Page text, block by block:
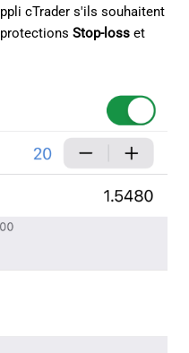
cTrader s'ils souhaitent
Stop-loss et